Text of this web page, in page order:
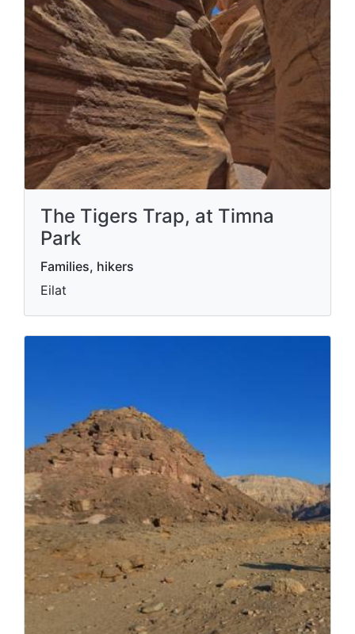
The Tigers Trap, at Timna
Park
Families, hikers
Eilat